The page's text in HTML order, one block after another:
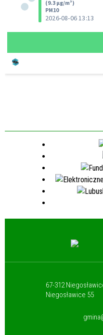
67-312
Niegosławice 55